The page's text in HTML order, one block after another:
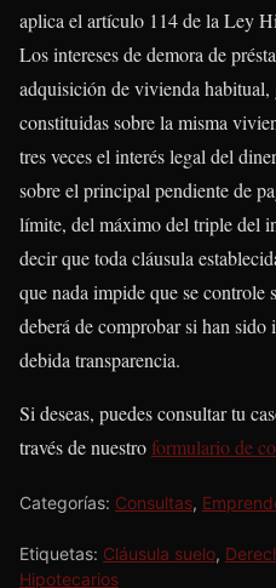
aplica el artículo 114 de la Ley
Los intereses de demora de
adquisición de vivienda habitual,
constituidas sobre la misma
tres veces el interés legal del
sobre el principal pendiente de
límite, del máximo del triple del
decir que toda cláusula
que nada impide que se controle
deberá de comprobar si han
debida transparencia.
Si deseas, puedes consultar tu
través de nuestroformulario de
Categorías: Consultas,
Etiquetas: Cláusula suelo,
Hipotecarios